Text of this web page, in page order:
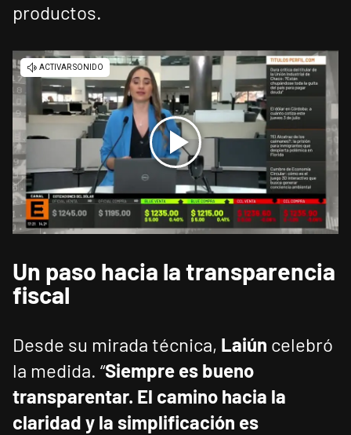
productos.
Un paso hacia la transparencia
fiscal
Desde su mirada técnica, Laiún celebró
la medida. “Siempre es bueno
transparentar. El camino hacia la
claridad y la simplificación es